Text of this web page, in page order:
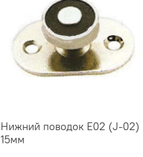
Нижний поводок E02 (J-02)
15мм